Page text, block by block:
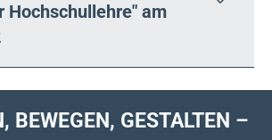
Hochschullehre" am
BEWEGEN, GESTALTEN –